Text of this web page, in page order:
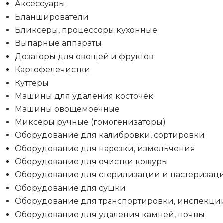
Аксессуары
Бланширователи
Бликсеры, процессоры кухонные
Выпарные аппараты
Дозаторы для овощей и фруктов
Картофелечистки
Куттеры
Машины для удаления косточек
Машины овощемоечные
Миксеры ручные (гомогенизаторы)
Оборудование для калибровки, сортировки
Оборудование для нарезки, измельчения
Оборудование для очистки кожуры
Оборудование для стерилизации и
Оборудование для сушки
Оборудование для транспортировки,
Оборудование для удаления камней, почвы